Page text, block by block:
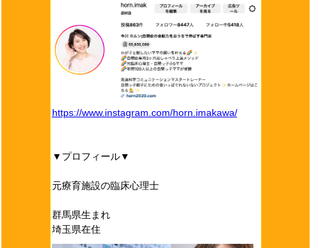
https://www.instagram.com/horn.imakawa/
▼プロフィール▼
元療育施設の臨床心理士
群馬県生まれ
埼玉県在住